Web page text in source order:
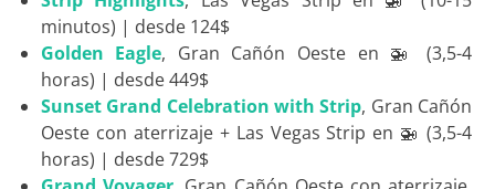
minutos) | desde 124$
Golden Eagle, Gran Cañón Oeste en 🚁 (3,5-4
horas) | desde 449$
Sunset Grand Celebration with Strip, Gran Cañón
Oeste con aterrizaje + Las Vegas Strip en 🚁 (3,5-4
horas) | desde 729$